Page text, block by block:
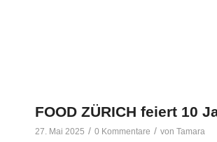
FOOD ZÜRICH feiert 10
27. Mai 2025 / 0 Kommentare / von Tamara